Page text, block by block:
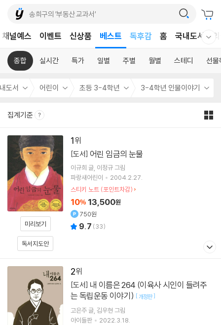
채널예스 이벤트 신상품 베스트
독후감
홈 국내도서
종합 실시간 특가 일별 주별 월별 스테디 선물
도서 어린이 초등 3-4학년 3-4학년 인물이야기
집계기준
1
미리보기
독서지도안
[도서] 어린 임금의 눈물
이규희 글 이정규그림
파랑새어린이
2004.2.27.
스티키 노트 (포인트차감)
10% 13,500원
750원
9.7 (33)
2
[도서]
는 독립운동 이야기) [개정판]
고은주글 김우현 그림
아이들판
2022.3.18.